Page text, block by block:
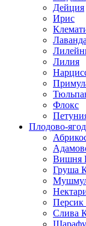
Дейция
Ирис
Лаванда
Лилия
Флокс
Плодово-
Вишня
Груша
Слива